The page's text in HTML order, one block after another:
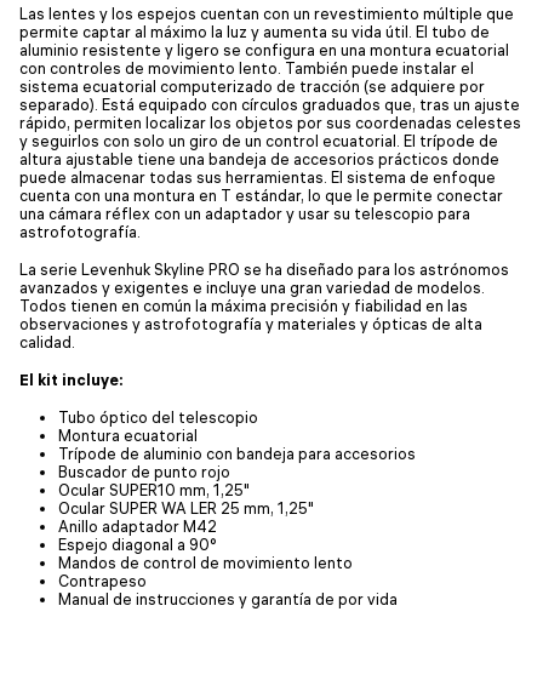
Las lentes y los espejos cuentan con un revestimiento múltiple que
permite captar al máximo la luz y aumenta su vida útil. El tubo de
aluminio resistente y ligero se configura en una montura ecuatorial
con controles de movimiento lento. También puede instalar el
sistema ecuatorial computerizado de tracción (se adquiere por
separado). Está equipado con círculos graduados que, tras un ajuste
rápido, permiten localizar los objetos por sus coordenadas celestes
y seguirlos con solo un giro de un control ecuatorial. El trípode de
altura ajustable tiene una bandeja de accesorios prácticos donde
puede almacenar todas sus herramientas. El sistema de enfoque
cuenta con una montura en T estándar, lo que le permite conectar
una cámara réflex con un adaptador y usar su telescopio para
astrofotografía.
La serie Levenhuk Skyline PRO se ha diseñado para los astrónomos
avanzados y exigentes e incluye una gran variedad de modelos.
Todos tienen en común la máxima precisión y fiabilidad en las
observaciones y astrofotografía y materiales y ópticas de alta
calidad.
El kit incluye:
Tubo óptico del telescopio
Montura ecuatorial
Trípode de aluminio con bandeja para accesorios
Buscador de punto rojo
Ocular SUPER10 mm, 1,25"
Ocular SUPER WA LER 25 mm, 1,25"
Anillo adaptador M42
Espejo diagonal a 90°
Mandos de control de movimiento lento
Contrapeso
Manual de instrucciones y garantía de por vida